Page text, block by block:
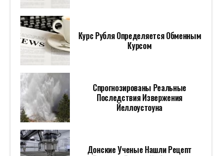
Курс Рубля Определяется Обменным
Курсом
Спрогнозированы Реальные
Последствия Извержения
Йеллоустоуна
Донские Ученые Нашли Рецепт